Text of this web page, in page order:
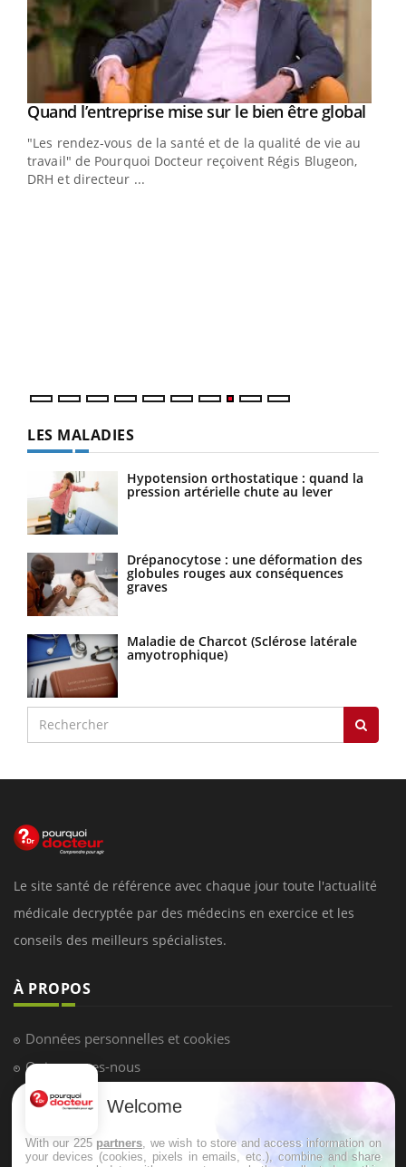
Youtube
Quand l’entreprise mise sur le bien être global
"Les rendez-vous de la santé et de la qualité de vie au
travail" de Pourquoi Docteur reçoivent Régis Blugeon,
DRH et directeur ...
LES MALADIES
Hypotension orthostatique : quand la
pression artérielle chute au lever
Drépanocytose : une déformation des
globules rouges aux conséquences
graves
Maladie de Charcot (Sclérose latérale
amyotrophique)
Le site santé de référence avec chaque jour toute l'actualité
médicale decryptée par des médecins en exercice et les
conseils des meilleurs spécialistes.
À PROPOS
Données personnelles et cookies
Qui sommes-nous
Conditions d'utilisation
Mentions Légales
Welcome
With our 225 partners , we wish to store and access information on
your devices (cookies, pixels in emails, etc.), combine and share